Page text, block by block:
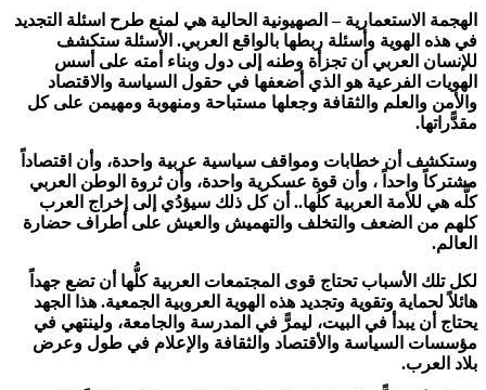
الهجمة الاستعمارية – الصهيونية الحالية هي لمنع طرح اسئلة التجديد
في هذه الهوية وأسئلة ربطها بالواقع العربي. الأسئلة ستكشف
للإنسان العربي أن تجزأة وطنه إلى دول وبناء أمته على أسس
الهويات الفرعية هو الذي أضعفها في حقول السياسة والاقتصاد
والأمن والعلم والثقافة وجعلها مستباحة ومنهوبة ومهيمن على كل
مقدًّراتها.
وستكشف أن خطابات ومواقف سياسية عربية واحدة، وأن اقتصاداً
مشتركاً واحداً ، وأن قوة عسكرية واحدة، وأن ثروة الوطن العربي
كلًّه هي للأمة العربية كلُها.. أن كل ذلك سيؤدُي إلى إخراج العرب
كلهم من الضعف والتخلف والتهميش والعيش على أطراف حضارة
العالم.
لكل تلك الأسباب تحتاج قوى المجتمعات العربية كلُّها أن تضع جهداً
هائلاً لحماية وتقوية وتجديد هذه الهوية العروبية الجمعية. هذا الجهد
يحتاج أن يبدأ في البيت، ليمرًّ في المدرسة والجامعة، ولينتهي في
مؤسسات السياسة والأقتصاد والثقافة والإعلام في طول وعرض
بلاد العرب.